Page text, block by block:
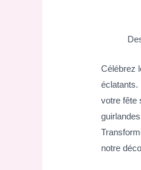
Célébrez
éclatants.
votre fête
notre